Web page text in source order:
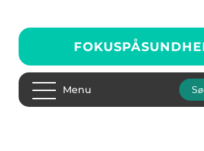
Menu